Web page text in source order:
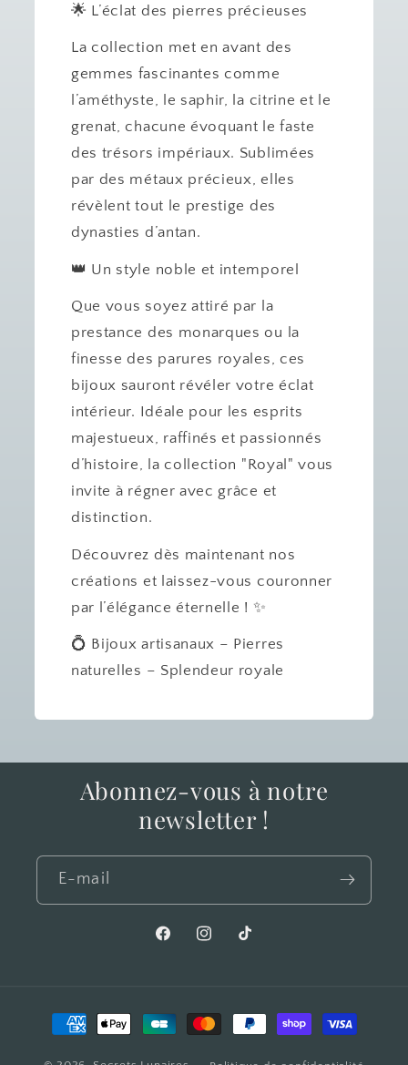
🌟 L’éclat des pierres précieuses
La collection met en avant des
gemmes fascinantes comme
l’améthyste, le saphir, la citrine et le
grenat, chacune évoquant le faste
des trésors impériaux. Sublimées
par des métaux précieux, elles
révèlent tout le prestige des
dynasties d’antan.
👑 Un style noble et intemporel
Que vous soyez attiré par la
prestance des monarques ou la
finesse des parures royales, ces
bijoux sauront révéler votre éclat
intérieur. Idéale pour les esprits
majestueux, raffinés et passionnés
d’histoire, la collection "Royal" vous
invite à régner avec grâce et
distinction.
Découvrez dès maintenant nos
créations et laissez-vous couronner
par l’élégance éternelle ! ✨
💍 Bijoux artisanaux – Pierres
naturelles – Splendeur royale
Abonnez-vous à notre
newsletter !
E-mail
FacebookInstagramTikTok
Moyens
de